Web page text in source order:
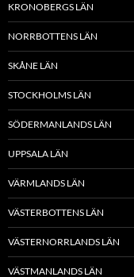
KRONOBERGS LÄN
NORRBOTTENS LÄN
SKÅNE LÄN
STOCKHOLMS LÄN
SÖDERMANLANDS LÄN
UPPSALA LÄN
VÄRMLANDS LÄN
VÄSTERBOTTENS LÄN
VÄSTERNORRLANDS LÄN
VÄSTMANLANDS LÄN